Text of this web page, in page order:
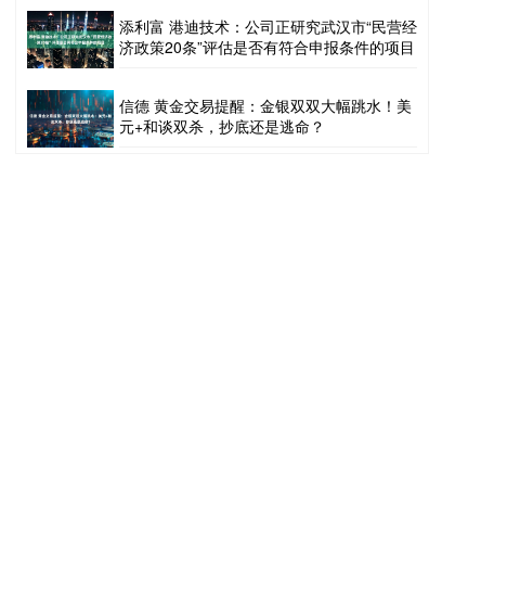
添利富 港迪技术：公司正研究武汉市“民营经
济政策20条”评估是否有符合申报条件的项目
信德 黄金交易提醒：金银双双大幅跳水！美
元+和谈双杀，抄底还是逃命？